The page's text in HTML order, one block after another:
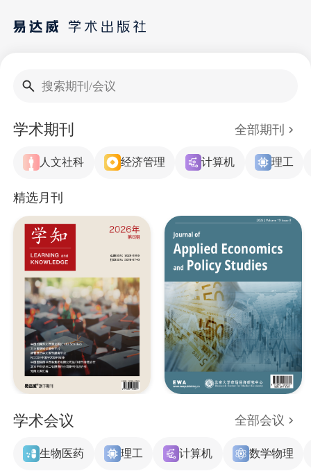
搜索期刊/会议
学术期刊 全部期刊
人文社科 经济管理 计算机 理工
精选月刊
学术会议 全部会议
生物医药 理工 计算机 数学物理